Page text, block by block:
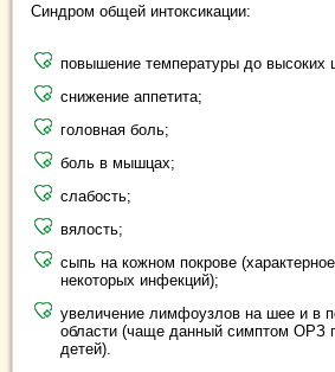
Синдром общей интоксикации:
повышение температуры до высоких
снижение аппетита;
головная боль;
боль в мышцах;
слабость;
вялость;
сыпь на кожном покрове
некоторых инфекций);
увеличение лимфоузлов на шее и в
области (чаще данный симптом ОРЗ
детей).